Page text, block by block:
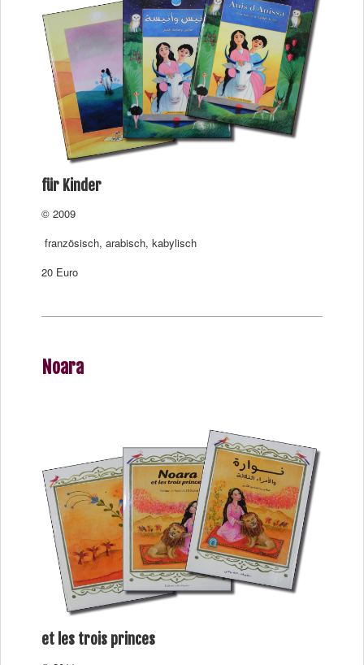
für Kinder
© 2009
französisch, arabisch, kabylisch
20 Euro
Noara
et les trois princes